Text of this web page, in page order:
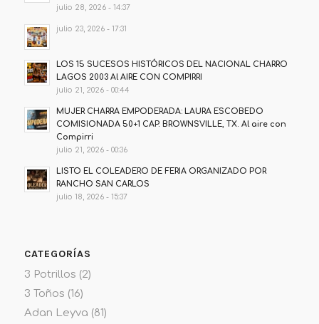
julio 28, 2026 - 14:37
julio 23, 2026 - 17:31
LOS 15 SUCESOS HISTÓRICOS DEL NACIONAL CHARRO
LAGOS 2003 Al AIRE CON COMPIRRI
julio 21, 2026 - 00:44
MUJER CHARRA EMPODERADA: LAURA ESCOBEDO
COMISIONADA 50+1 CAP. BROWNSVILLE, TX. Al aire con
Compirri
julio 21, 2026 - 00:36
LISTO EL COLEADERO DE FERIA ORGANIZADO POR
RANCHO SAN CARLOS
julio 18, 2026 - 15:37
CATEGORÍAS
3 Potrillos (2)
3 Toños (16)
Adan Leyva (81)